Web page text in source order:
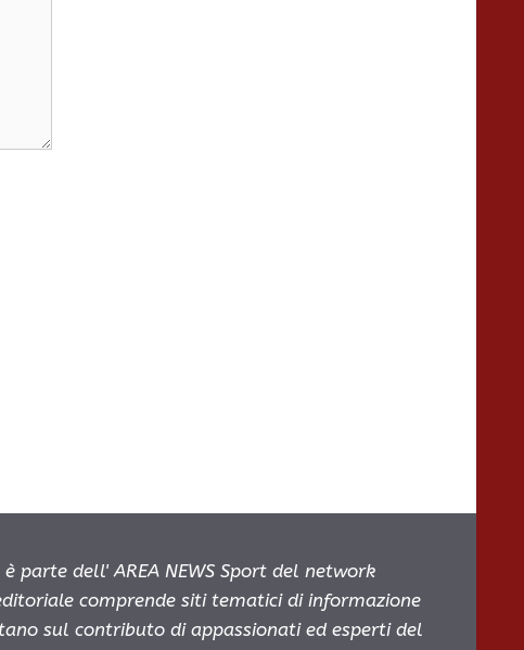
parte dell' AREA NEWS Sport del network
comprende siti tematici di informazione
sul contributo di appassionati ed esperti del